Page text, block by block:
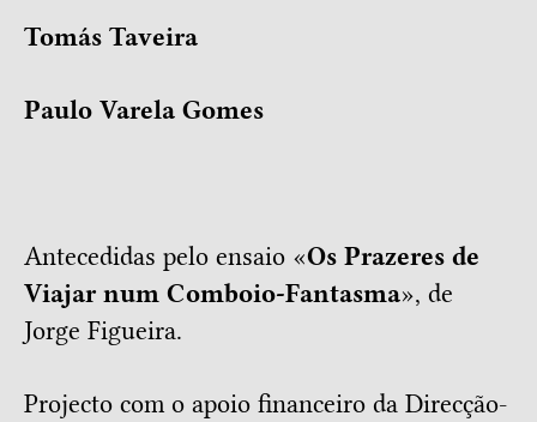
Tomás Taveira
Paulo Varela Gomes
Antecedidas pelo ensaio «Os Prazeres de
Viajar num Comboio-Fantasma», de
Jorge Figueira.
Projecto com o apoio financeiro da Direcção-